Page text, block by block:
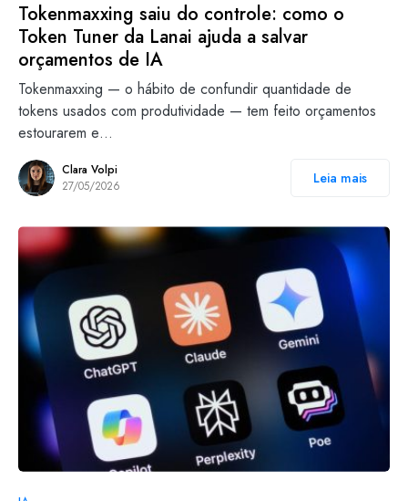
Tokenmaxxing saiu do controle: como o
Token Tuner da Lanai ajuda a salvar
orçamentos de IA
Tokenmaxxing — o hábito de confundir quantidade de
tokens usados com produtividade — tem feito orçamentos
estourarem e…
Clara Volpi
27/05/2026
Leia mais